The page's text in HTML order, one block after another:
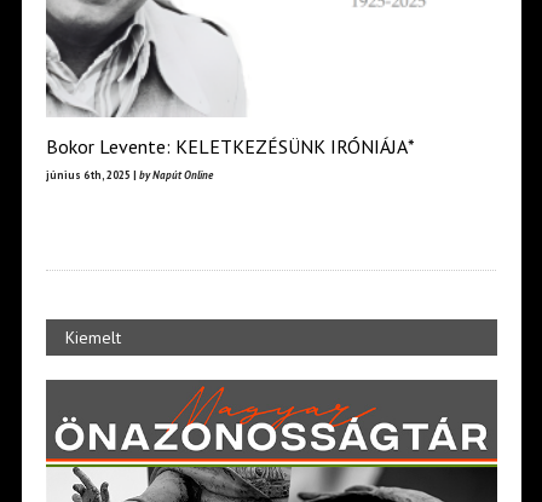
Bokor Levente: KELETKEZÉSÜNK IRÓNIÁJA*
június 6th, 2025 | by Napút Online
Kiemelt